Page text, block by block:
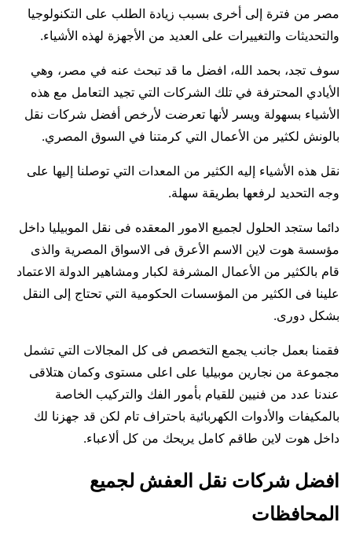
مصر من فترة إلى أخرى بسبب زيادة الطلب على التكنولوجيا
والتحديثات والتغييرات على العديد من الأجهزة لهذه الأشياء.
سوف تجد، بحمد الله، افضل ما قد تبحث عنه في مصر، وهي
الأيادي المحترفة في تلك الشركات التي تجيد التعامل مع هذه
الأشياء بسهولة ويسر لأنها تعرضت لأرخص أفضل شركات نقل
بالونش لكثير من الأعمال التي كرمتنا في السوق المصري.
نقل هذه الأشياء إليه الكثير من المعدات التي توصلنا إليها على
وجه التحديد لرفعها بطريقة سهلة.
دائما ستجد الحلول لجميع الامور المعقده فى نقل الموبيليا داخل
مؤسسة هوت لاين الاسم الأعرق فى الاسواق المصرية والذى
قام بالكثير من الأعمال المشرفة لكبار ومشاهير الدولة الاعتماد
علينا فى الكثير من المؤسسات الحكومية التي تحتاج إلى النقل
بشكل دورى.
فقمنا بعمل جانب يجمع التخصص فى كل المجالات التي تشمل
مجموعة من نجارين موبيليا على اعلى مستوى وكمان هتلاقى
عندنا عدد من فنيين للقيام بأمور الفك والتركيب الخاصة
بالمكيفات والأدوات الكهربائية باحتراف تام لكن قد جهزنا لك
داخل هوت لاين طاقم كامل يريحك من كل ألاعباء.
افضل شركات نقل العفش لجميع
المحافظات